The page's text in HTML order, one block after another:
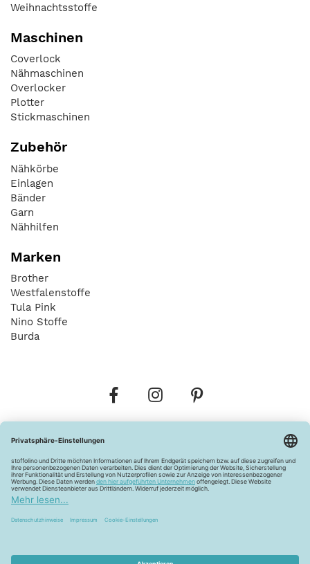
Weihnachtsstoffe
Maschinen
Coverlock
Nähmaschinen
Overlocker
Plotter
Stickmaschinen
Zubehör
Nähkörbe
Einlagen
Bänder
Garn
Nähhilfen
Marken
Brother
Westfalenstoffe
Tula Pink
Nino Stoffe
Burda
Widerrufsbelehrung Vertrag widerrufen
Barrierefreiheitserklärung
Pflegehinweise